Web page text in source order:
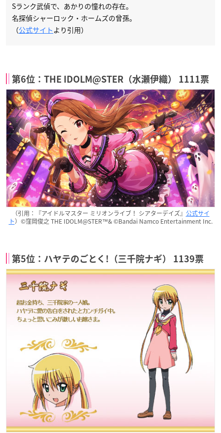
Sランク武偵で、あかりの憧れの存在。
名探偵シャーロック・ホームズの曾孫。
（公式サイト より引用）
第6位：THE IDOLM@STER（水瀬伊織） 1111票
（引用：『アイドルマスター ミリオンライブ！ シアターデイズ』 公式サイ
ト）©窪岡俊之 THE IDOLM@STER™& ©Bandai Namco Entertainment Inc.
第5位：ハヤテのごとく!（三千院ナギ） 1139票